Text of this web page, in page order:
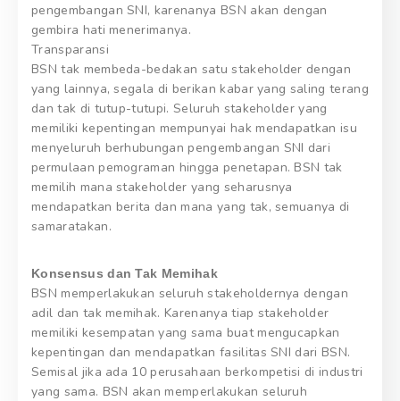
pengembangan SNI, karenanya BSN akan dengan
gembira hati menerimanya.
Transparansi
BSN tak membeda-bedakan satu stakeholder dengan
yang lainnya, segala di berikan kabar yang saling terang
dan tak di tutup-tutupi. Seluruh stakeholder yang
memiliki kepentingan mempunyai hak mendapatkan isu
menyeluruh berhubungan pengembangan SNI dari
permulaan pemograman hingga penetapan. BSN tak
memilih mana stakeholder yang seharusnya
mendapatkan berita dan mana yang tak, semuanya di
samaratakan.
Konsensus dan Tak Memihak
BSN memperlakukan seluruh stakeholdernya dengan
adil dan tak memihak. Karenanya tiap stakeholder
memiliki kesempatan yang sama buat mengucapkan
kepentingan dan mendapatkan fasilitas SNI dari BSN.
Semisal jika ada 10 perusahaan berkompetisi di industri
yang sama. BSN akan memperlakukan seluruh